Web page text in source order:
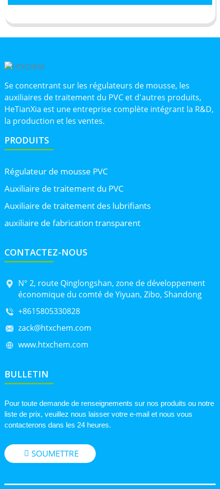
Se concentrant sur les régulateurs de mousse, les
auxiliaires de traitement du PVC et d'autres produits,
HeTianXia est une entreprise complète intégrant la R&D,
la production et les ventes.
PRODUITS
Régulateur de mousse PVC
Auxiliaire de traitement du PVC
Auxiliaire de traitement des lubrifiants
auxiliaire de fabrication transparent
CONTACTEZ-NOUS
N° 2, route Qinglongshan, zone de développement
économique du comté de Yiyuan, Zibo, Shandong
+8615805330828
zack@htxchem.com
www.htxchem.com
BULLETIN
Pour toute demande de renseignements sur nos produits ou notre
liste de prix, veuillez nous laisser votre e-mail et nous vous
contacterons dans les 24 heures.
SOUMETTRE